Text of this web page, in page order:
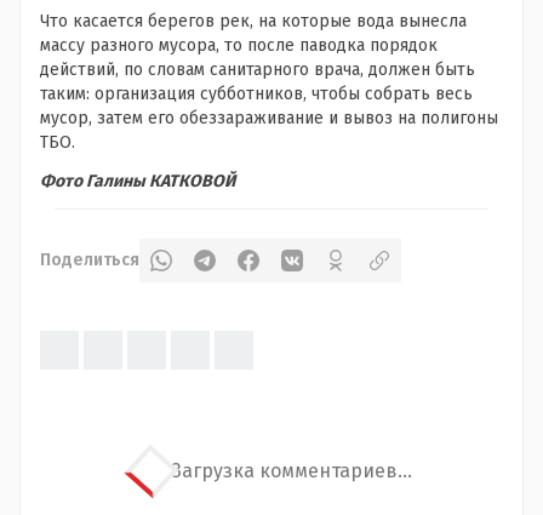
Что касается берегов рек, на которые вода вынесла
массу разного мусора, то после паводка порядок
действий, по словам санитарного врача, должен быть
таким: организация субботников, чтобы собрать весь
мусор, затем его обеззараживание и вывоз на полигоны
ТБО.
Фото Галины КАТКОВОЙ
Поделиться
Загрузка комментариев...